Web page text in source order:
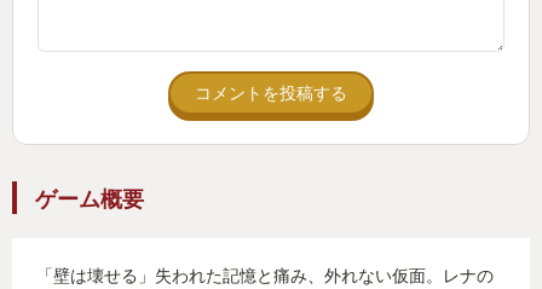
コメントを投稿する
ゲーム概要
「壁は壊せる」失われた記憶と痛み、外れない仮面。レナの